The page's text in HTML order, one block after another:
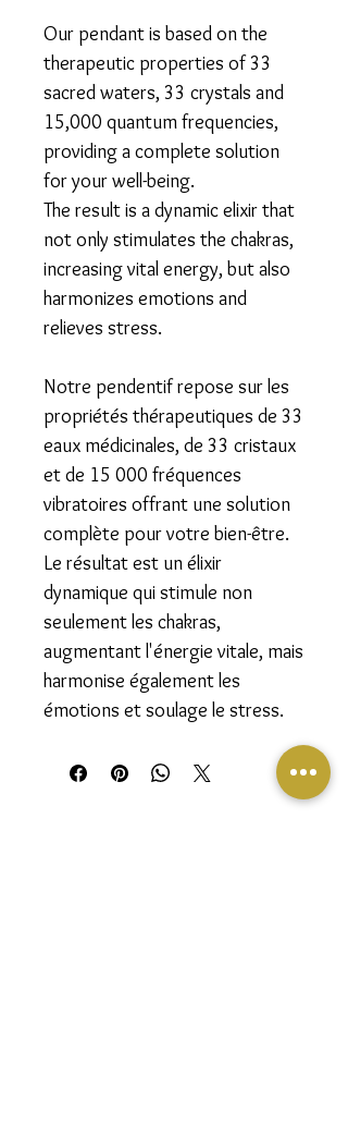
Our pendant is based on the
therapeutic properties of33
sacred waters, 33 crystals and
15,000 quantum frequencies,
providing a complete solution
for your well-being.
​The result is a dynamic elixir that
not only stimulates the chakras,
increasing vital energy, but also
harmonizes emotions and
relieves stress.
Notre pendentif repose sur les
propriétés thérapeutiques de 33
eaux médicinales, de 33 cristaux
et de 15 000 fréquences
vibratoires offrant une solution
complète pour votre bien-être.
​Le résultat est un élixir
dynamique qui stimule non
seulement les chakras,
augmentant l'énergie vitale, mais
harmonise également les
émotions et soulage le stress.